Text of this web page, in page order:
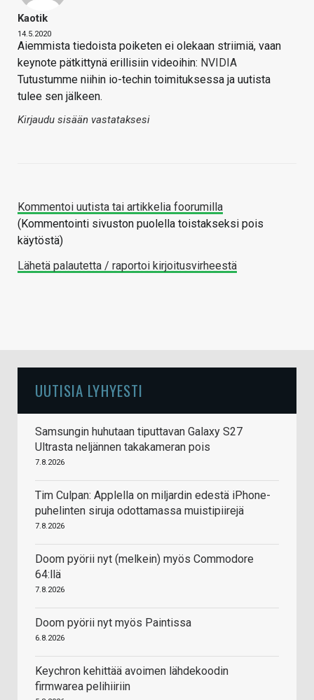
Kaotik
14.5.2020
Aiemmista tiedoista poiketen ei olekaan striimiä, vaan
keynote pätkittynä erillisiin videoihin: NVIDIA
Tutustumme niihin io-techin toimituksessa ja uutista
tulee sen jälkeen.
Kirjaudu sisään vastataksesi
Kommentoi uutista tai artikkelia foorumilla
(Kommentointi sivuston puolella toistakseksi pois
käytöstä)
Lähetä palautetta / raportoi kirjoitusvirheestä
UUTISIA LYHYESTI
Samsungin huhutaan tiputtavan Galaxy S27
Ultrasta neljännen takakameran pois
7.8.2026
Tim Culpan: Applella on miljardin edestä iPhone-
puhelinten siruja odottamassa muistipiirejä
7.8.2026
Doom pyörii nyt (melkein) myös Commodore
64:llä
7.8.2026
Doom pyörii nyt myös Paintissa
6.8.2026
Keychron kehittää avoimen lähdekoodin
firmwarea pelihiiriin